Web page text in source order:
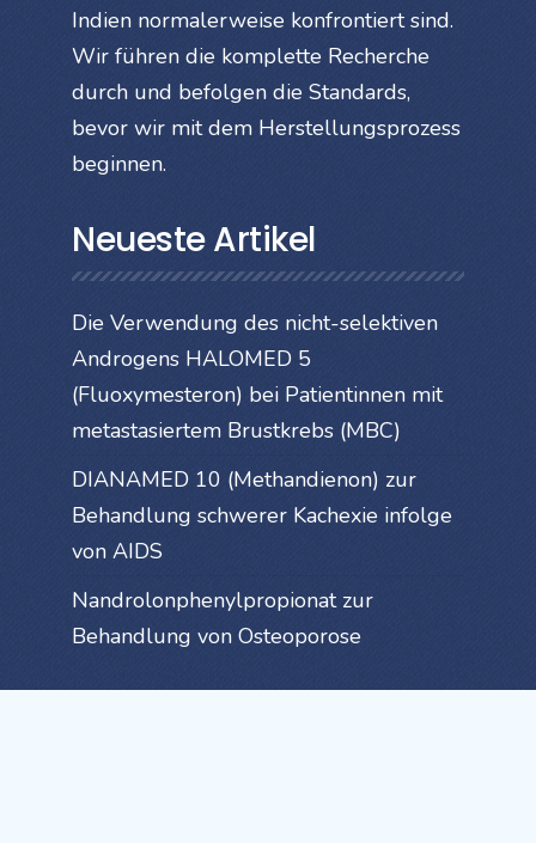
Indien normalerweise konfrontiert sind.
Wir führen die komplette Recherche
durch und befolgen die Standards,
bevor wir mit dem Herstellungsprozess
beginnen.
Neueste Artikel
Die Verwendung des nicht-selektiven
Androgens HALOMED 5
(Fluoxymesteron) bei Patientinnen mit
metastasiertem Brustkrebs (MBC)
DIANAMED 10 (Methandienon) zur
Behandlung schwerer Kachexie infolge
von AIDS
Nandrolonphenylpropionat zur
Behandlung von Osteoporose